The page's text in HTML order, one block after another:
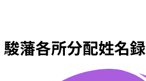
駿藩各所分配姓名録